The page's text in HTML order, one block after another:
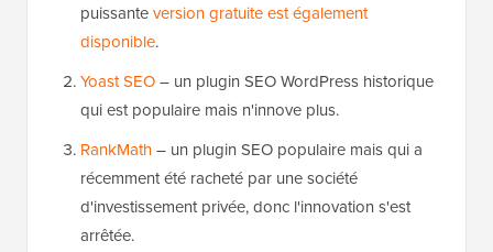
puissanteversion gratuite est également
disponible.
Yoast SEO– un plugin SEO WordPress historique
qui est populaire mais n'innove plus.
RankMath– un plugin SEO populaire mais qui a
récemment été racheté par une société
d'investissement privée, donc l'innovation s'est
arrêtée.